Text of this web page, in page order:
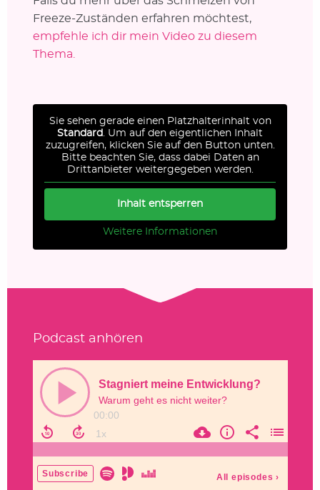
Freeze-Zuständen erfahren möchtest,
empfehle ich dir mein Video zu diesem
Thema.
Sie sehen gerade einen Platzhalterinhalt von
Standard. Um auf den eigentlichen Inhalt
zuzugreifen, klicken Sie auf den Button unten.
Bitte beachten Sie, dass dabei Daten an
Drittanbieter weitergegeben werden.
Inhalt entsperren
Weitere Informationen
Podcast anhören